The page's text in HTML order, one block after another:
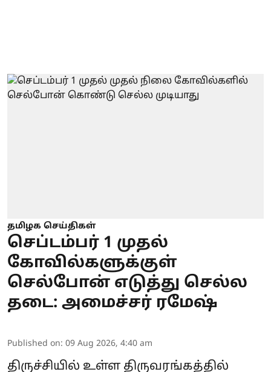
தமிழக செய்திகள்
செப்டம்பர் 1 முதல்
கோவில்களுக்குள்
செல்போன் எடுத்து செல்ல
தடை: அமைச்சர் ரமேஷ்
Published on: 09 Aug 2026, 4:40 am
திருச்சியில் உள்ள திருவரங்கத்தில்